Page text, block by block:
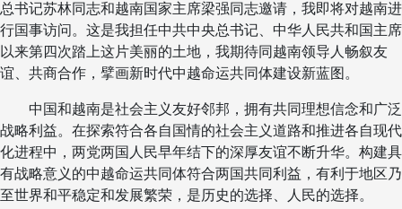
总书记苏林同志和越南国家主席梁强同志邀请，我即将对越南进
行国事访问。这是我担任中共中央总书记、中华人民共和国主席
以来第四次踏上这片美丽的土地，我期待同越南领导人畅叙友
谊、共商合作，擘画新时代中越命运共同体建设新蓝图。
中国和越南是社会主义友好邻邦，拥有共同理想信念和广泛
战略利益。在探索符合各自国情的社会主义道路和推进各自现代
化进程中，两党两国人民早年结下的深厚友谊不断升华。构建具
有战略意义的中越命运共同体符合两国共同利益，有利于地区乃
至世界和平稳定和发展繁荣，是历史的选择、人民的选择。